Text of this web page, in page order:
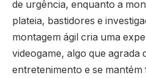
de urgência, enquanto a
plateia, bastidores e
montagem ágil cria uma
videogame, algo que agrada
entretenimento e se